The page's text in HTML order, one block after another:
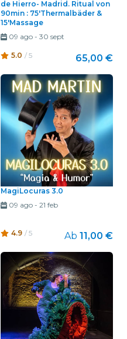
de Hierro- Madrid. Ritual von
90min : 75'Thermalbäder &
15'Massage
09 ago- 30 sept
5.0 / 5 65,00 €
MagiLocuras 3.0
09 ago- 21 feb
4.9 / 5 Ab 11,00 €